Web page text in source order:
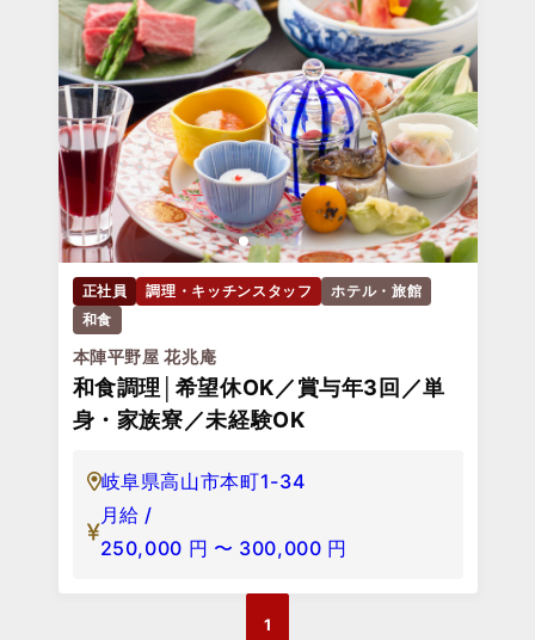
正社員 調理・キッチンスタッフ
ホテル・旅館
和食
本陣平野屋 花兆庵
和食調理│希望休OK／賞与年3回／単
身・家族寮／未経験OK
岐阜県高山市本町1-34
月給 /
250,000 円 〜 300,000 円
1